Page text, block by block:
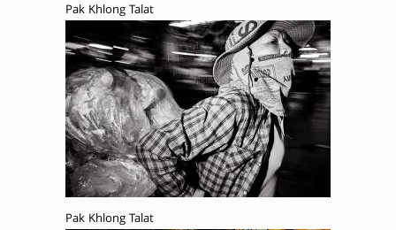
Pak Khlong Talat
Pak Khlong Talat